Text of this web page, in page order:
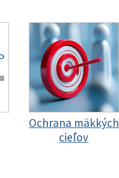
Ochrana mäkkých
cieľov